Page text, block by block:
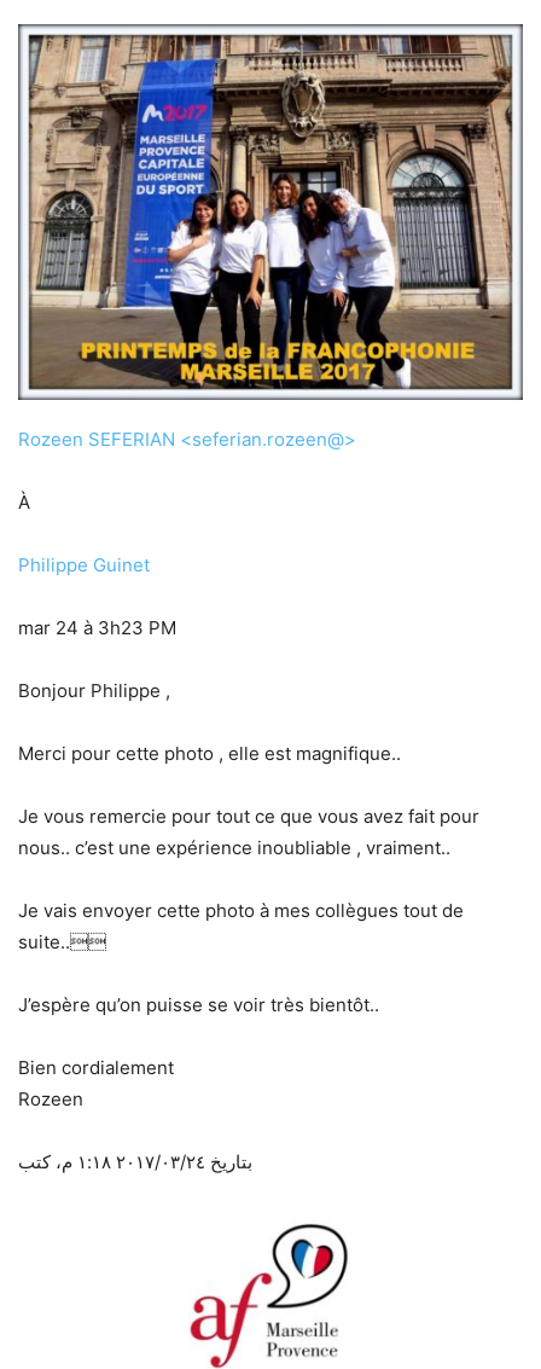
Rozeen SEFERIAN <seferian.rozeen@>
À
Philippe Guinet
mar 24 à 3h23 PM
Bonjour Philippe ,
Merci pour cette photo , elle est magnifique..
Je vous remercie pour tout ce que vous avez fait pour
nous.. c’est une expérience inoubliable , vraiment..
Je vais envoyer cette photo à mes collègues tout de
suite..
J’espère qu’on puisse se voir très bientôt..
Bien cordialement
Rozeen
بتاريخ ٢٤‏/٠٣‏/٢٠١٧ ١:١٨ م، كتب